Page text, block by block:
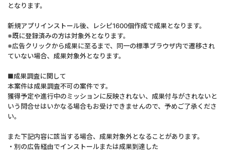
となります。
新規アプリインストール後、レシピ1600個作成で成果となります。
※既に登録済みの方は対象外となります。
※広告クリックから成果に至るまで、同一の標準ブラウザ内で遷移され
ていない場合、成果対象外となります。
■成果調査に関して
本案件は成果調査不可の案件です。
獲得予定や進行中のミッションに反映されない、成果付与がされないと
いう問合せはいかなる場合もお受けできませんので、予めご了承くださ
い。
また下記内容に該当する場合、成果対象外となることがあります。
・別の広告経由でインストールまたは成果到達した